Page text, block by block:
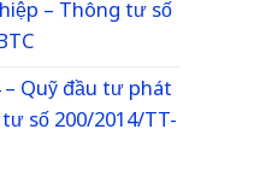
– Thông tư số
Quỹ đầu tư phát
số 200/2014/TT-